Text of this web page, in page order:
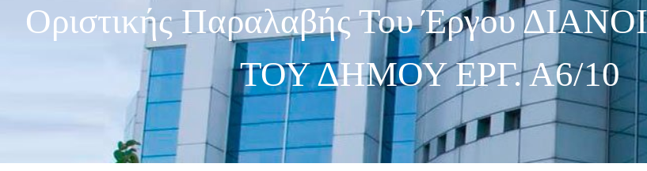
Οριστικής Παραλαβής Του Έργου
ΤΟΥ ΔΗΜΟΥ ΕΡΓ. Α6/10